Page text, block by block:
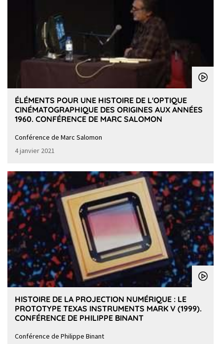
ÉLÉMENTS POUR UNE HISTOIRE DE L'OPTIQUE
CINÉMATOGRAPHIQUE DES ORIGINES AUX ANNÉES
1960. CONFÉRENCE DE MARC SALOMON
Conférence de Marc Salomon
4 janvier 2021
HISTOIRE DE LA PROJECTION NUMÉRIQUE : LE
PROTOTYPE TEXAS INSTRUMENTS MARK V (1999).
CONFÉRENCE DE PHILIPPE BINANT
Conférence de Philippe Binant